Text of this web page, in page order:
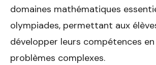
domaines mathématiques
olympiades, permettant aux
développer leurs compétences
problèmes complexes.